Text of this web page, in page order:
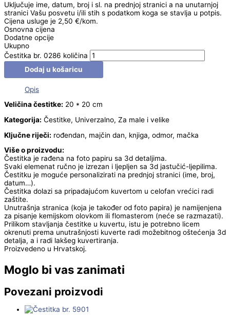
Uključuje ime, datum, broj i sl. na prednjoj stranici a na unutarnjoj
stranici Vašu posvetu i/ili stih s podatkom koga se stavlja u potpis.
Cijena usluge je 2,50 €/kom.
Osnovna cijena
Dodatne opcije
Ukupno
Čestitka br. 0286 količina
Dodaj u košaricu
Opis
Veličina čestitke: 20 * 20 cm
Kategorija: Čestitke, Univerzalno, Za male i velike
Ključne riječi: rođendan, majčin dan, knjiga, odmor, mačka
Više o proizvodu:
Čestitka je rađena na foto papiru sa 3d detaljima.
Svaki elemenat ručno je izrezan i ljepljen sa 3d jastučić-ljepilima.
Čestitku je moguće personalizirati na prednjoj stranici (ime, broj,
datum…).
Čestitka dolazi sa pripadajućom kuvertom u celofan vrećici radi
zaštite.
Unutrašnja stranica (koja je također od foto papira) je namijenjena
za pisanje kemijskom olovkom ili flomasterom (neće se razmazati).
Prilikom stavljanja čestitke u kuvertu, istu je potrebno licem
okrenuti prema unutrašnjosti kuverte radi možebitnog oštećenja 3d
detalja, a i radi lakšeg kuvertiranja.
Proizvedeno u Hrvatskoj.
Moglo bi vas zanimati
Povezani proizvodi